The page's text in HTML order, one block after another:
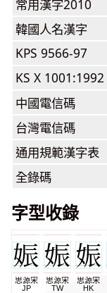
常用漢字2010
韓國人名漢字
KPS 9566-97
KS X 1001:1992
中國電信碼
台灣電信碼
通用規範漢字表
全錄碼
字型收錄
思源宋
JP
思源宋
TW
思源宋
HK